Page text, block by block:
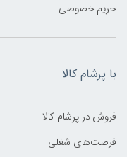
حریم خصوصی
با پرشام کالا
فروش در پرشام کالا
فرصت‌های شغلی